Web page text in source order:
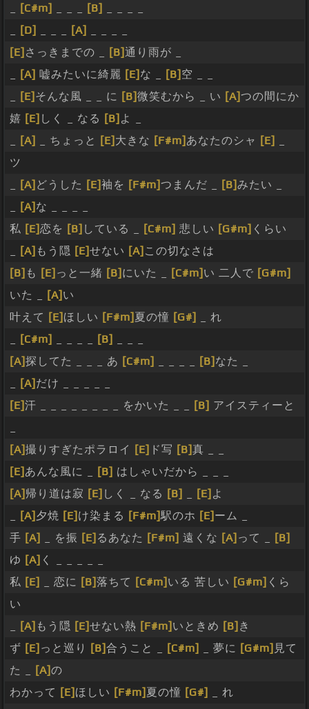
[C#m] [B]
[D] [A]
[E] さっきまでの _ [B]通り雨が _
[A] 嘘みたいに綺麗 [E] な _ [B] 空 _ _
[E] そんな風 _ _ に [B]微笑むから _ い [A]つの間にか
嬉 [E] しく _ なる [B] よ _
[A] _ ちょっと [E] 大きな [F#m] あなたのシャ [E]
ツ
[A] どうした [E]袖を [F#m]つまんだ _ [B]みたい _
[A] な _ _ _ _
私 [E]恋を [B] している _ [C#m] 悲しい [G#m] くらい
[A] もう隠 [E]せない [A] この切なさは
[B] も [E] っと一緒 [B] にいた _ [C#m] い 二人で [G#m]
いた _
[A] い
叶えて [E] ほしい [F#m] 夏の憧 [G#]
_ れ
[C#m] [B]
[A]探してた _ _ _ あ [C#m] [B] なた _
[A] だけ _ _ _ _ _
[E]汗 _ _ _ _ _ _ _ _ をかいた _ _ [B] アイスティーと
[A]撮りすぎたポラロイ [E] ド写 [B]真 _ _
[E] あんな風に _ [B] はしゃいだから _ _ _
[A] 帰り道は寂 [E] しく _ なる [B] [E] よ
[A] 夕焼 [E] け染まる [F#m]駅のホ [E] ーム _
手 [A] _ を振 [E] るあなた [F#m] 遠くな [A] って _
[B]
ゆ [A] く _ _ _ _ _
私 [E] _ 恋に [B]落ちて [C#m] いる 苦しい [G#m] くら
い
[A] もう隠 [E]せない熱 [F#m] いときめ [B] き
ず [E] っと巡り [B]合うこと _ [C#m] _ 夢に [G#m] 見て
た _
[A]の
わかって [E] ほしい [F#m] 夏の憧 [G#]
_ れ